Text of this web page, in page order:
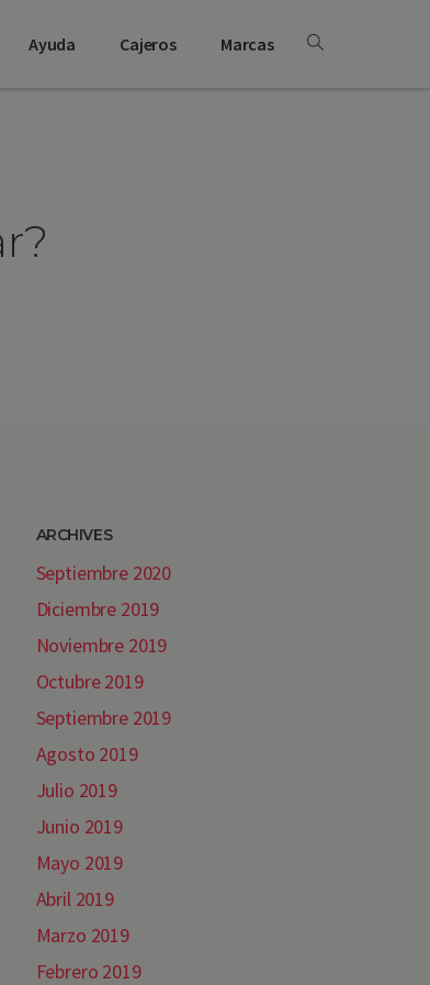
Ayuda Cajeros Marcas
ARCHIVES
Septiembre 2020
Diciembre 2019
Noviembre 2019
Octubre 2019
Septiembre 2019
Agosto 2019
Julio 2019
Junio 2019
Mayo 2019
Abril 2019
Marzo 2019
Febrero 2019